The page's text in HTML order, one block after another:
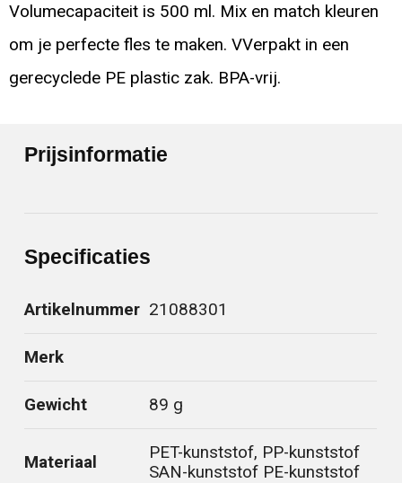
Volumecapaciteit is 500 ml. Mix en match kleuren
om je perfecte fles te maken. VVerpakt in een
gerecyclede PE plastic zak. BPA-vrij.
Prijsinformatie
Specificaties
Artikelnummer 21088301
Merk
Gewicht 89 g
Materiaal
PET-kunststof, PP-kunststof
SAN-kunststof PE-kunststof